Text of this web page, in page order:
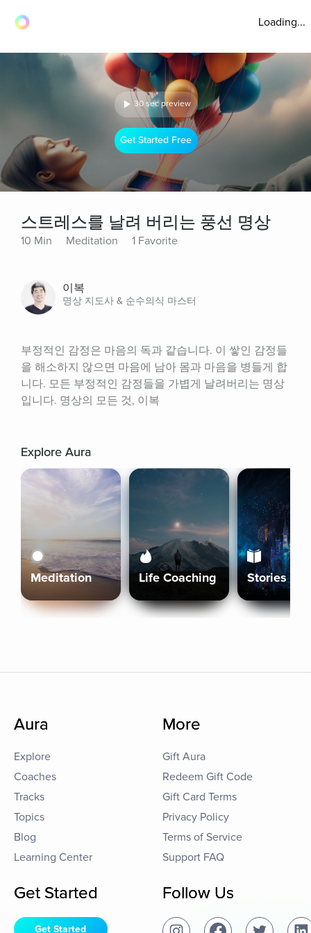
Loading...
30 sec preview
Get Started Free
스트레스를 날려 버리는 풍선 명상
10 Min Meditation 1 Favorite
이복
명상 지도사 & 순수의식 마스터
부정적인 감정은 마음의 독과 같습니다. 이 쌓인 감정들
을 해소하지 않으면 마음에 남아 몸과 마음을 병들게 합
니다. 모든 부정적인 감정들을 가볍게 날려버리는 명상
입니다. 명상의 모든 것, 이복
Explore Aura
Meditation Life Coaching Stories
Aura
Explore
Coaches
Tracks
Topics
Blog
Learning Center
More
Gift Aura
Redeem Gift Code
Gift Card Terms
Privacy Policy
Terms of Service
Support FAQ
Get Started
Get Started
Follow Us